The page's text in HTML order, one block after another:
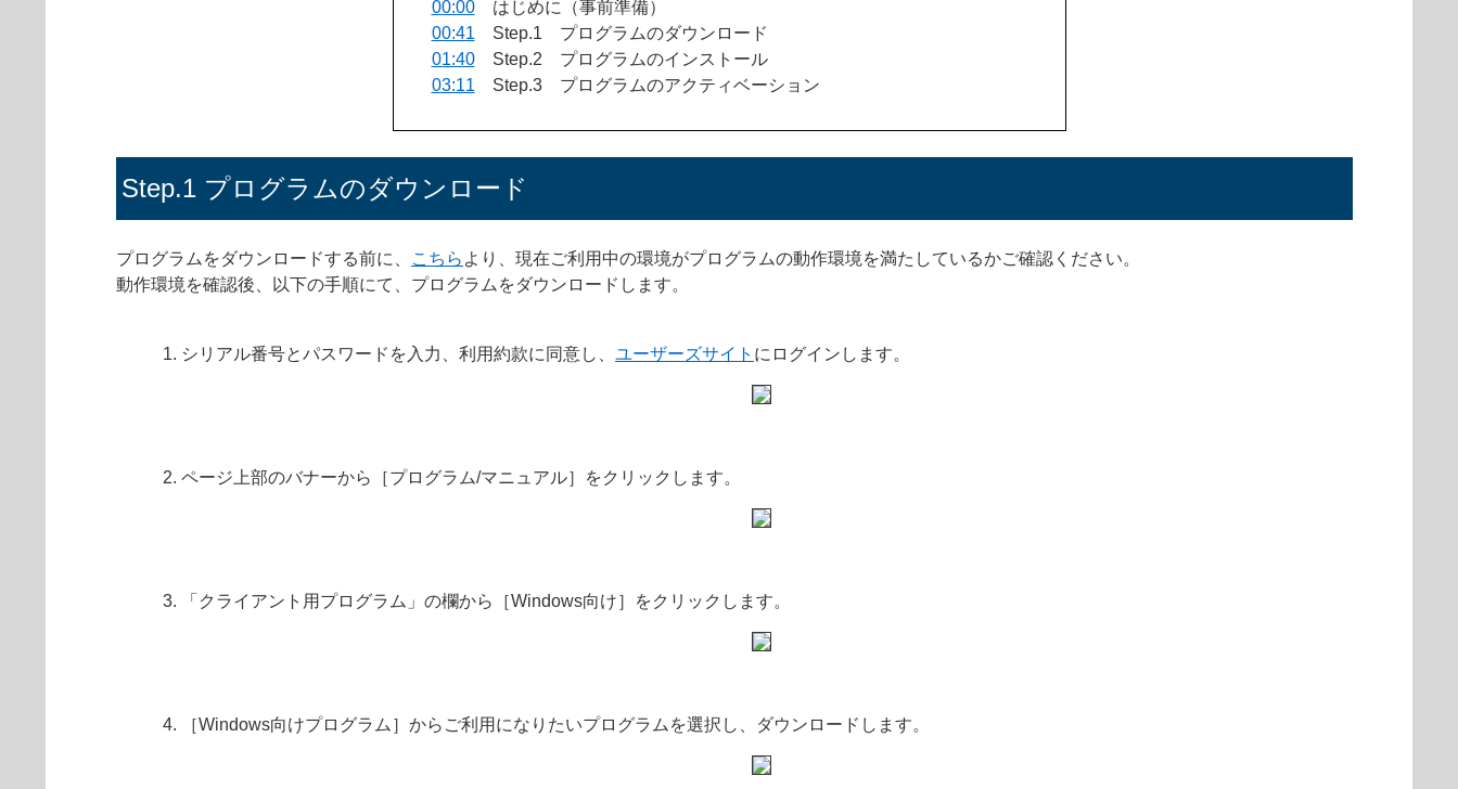
00:00はじめに（事前準備）
00:41 Step.1 プログラムのダウンロード
01:40Step.2 プログラムのインストール
03:11 Step.3 プログラムのアクティベーション
Step.1 プログラムのダウンロード
プログラムをダウンロードする前に、 こちら より、現在ご利用中の環境がプログラムの動作環境を満たしているかご確認ください。
動作環境を確認後、以下の手順にて、プログラムをダウンロードします。
シリアル番号とパスワードを入力、利用約款に同意し、 ユーザーズサイト にログインします。
ページ上部のバナーから［プログラム/マニュアル］をクリックします。
「クライアント用プログラム」の欄から［Windows向け］をクリックします。
［Windows向けプログラム］からご利用になりたいプログラムを選択し、ダウンロードします。